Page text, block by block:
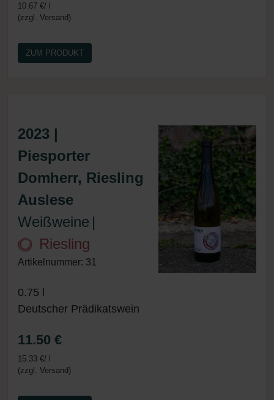
10.67 €/ l
(zzgl. Versand)
ZUM PRODUKT
2023 |
Piesporter
Domherr, Riesling
Auslese
Weißweine |
Riesling
Artikelnummer: 31
0.75 l
Deutscher Prädikatswein
11.50 €
15.33 €/ l
(zzgl. Versand)